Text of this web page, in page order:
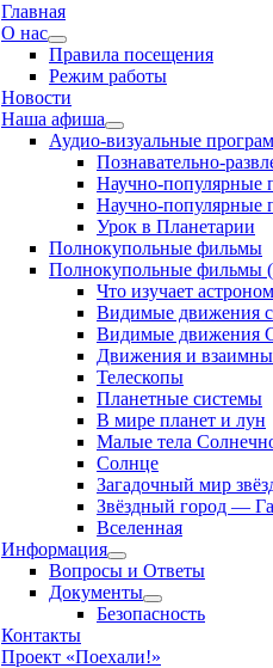
Главная
О нас
Show
sub
menu
Правила посещения
Режим работы
Новости
Наша афиша
Show
sub
menu
Аудио-визуальные
Познавательно-
Научно-популярные
Научно-популярные
Урок в Планетарии
Полнокупольные фильмы
Полнокупольные фильмы
Что изучает
Видимые движения
Видимые движения
Движения и
Телескопы
Планетные системы
В мире планет и лун
Малые тела
Солнце
Загадочный мир
Звёздный город —
Вселенная
Информация
Show
sub
menu
Вопросы и Ответы
Документы
Show
sub
Безопасность
Контакты
Проект «Поехали!»